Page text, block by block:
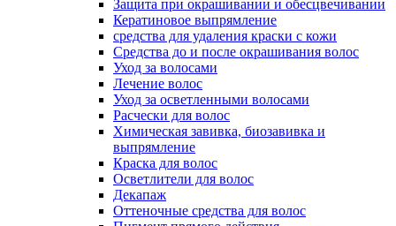
Защита при окрашивании и обесцвечивании
Кератиновое выпрямление
средства для удаления краски с кожи
Средства до и после окрашивания волос
Уход за волосами
Лечение волос
Уход за осветленными волосами
Расчески для волос
Химическая завивка, биозавивка и
выпрямление
Краска для волос
Осветлители для волос
Декапаж
Оттеночные средства для волос